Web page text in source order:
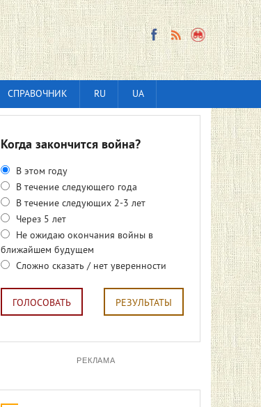
СПРАВОЧНИК RU UA
Когда закончится война?
В этом году
В течение следующего года
В течение следующих 2-3 лет
Через 5 лет
Не ожидаю окончания войны в
ближайшем будущем
Сложно сказать / нет уверенности
ГОЛОСОВАТЬ РЕЗУЛЬТАТЫ
РЕКЛАМА